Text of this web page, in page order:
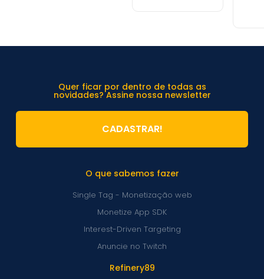
Refinery89
O que sabemos fazer
Single Tag - Monetização web
Monetize App SDK
Interest-Driven Targeting
Anuncie no Twitch
Quer ficar por dentro de todas as
novidades? Assine nossa newsletter
CADASTRAR!